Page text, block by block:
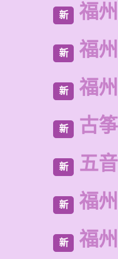
新 福
新 福
新 福
新 古
新 五
新 福
新 福